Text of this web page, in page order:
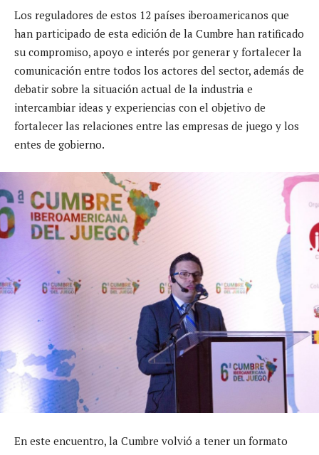
Los reguladores de estos 12 países iberoamericanos que
han participado de esta edición de la Cumbre han ratificado
su compromiso, apoyo e interés por generar y fortalecer la
comunicación entre todos los actores del sector, además de
debatir sobre la situación actual de la industria e
intercambiar ideas y experiencias con el objetivo de
fortalecer las relaciones entre las empresas de juego y los
entes de gobierno.
En este encuentro, la Cumbre volvió a tener un formato